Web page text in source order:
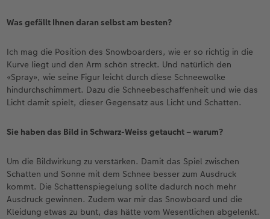
Was gefällt Ihnen daran selbst am besten?
Ich mag die Position des Snowboarders, wie er so richtig in die
Kurve liegt und den Arm schön streckt. Und natürlich den
«Spray», wie seine Figur leicht durch diese Schneewolke
hindurchschimmert. Dazu die Schneebeschaffenheit und wie das
Licht damit spielt, dieser Gegensatz aus Licht und Schatten.
Sie haben das Bild in Schwarz-Weiss getaucht – warum?
Um die Bildwirkung zu verstärken. Damit das Spiel zwischen
Schatten und Sonne mit dem Schnee besser zum Ausdruck
kommt. Die Schattenspiegelung sollte dadurch noch mehr
Ausdruck gewinnen. Zudem war mir das Snowboard und die
Kleidung etwas zu bunt, das hätte vom Wesentlichen abgelenkt.